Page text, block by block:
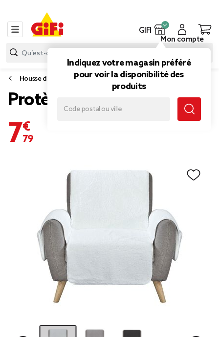
GIFI
Indiquez votre magasin préféré
pour voir la disponibilité des
produits
Mon compte
Housse de chaise, canapé ou fauteuil
Protège fauteuil polaire
7,79 €